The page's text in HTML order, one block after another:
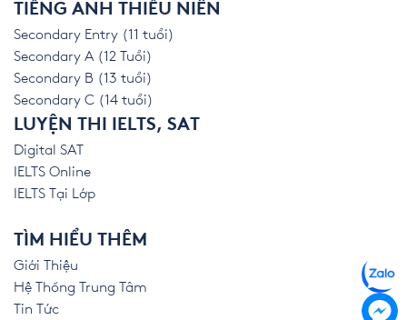
TIẾNG ANH THIẾU NIÊN
Secondary Entry (11 tuổi)
Secondary A (12 Tuổi)
Secondary B (13 tuổi)
Secondary C (14 tuổi)
LUYỆN THI IELTS, SAT
Digital SAT
IELTS Online
IELTS Tại Lớp
TÌM HIỂU THÊM
Giới Thiệu
Hệ Thống Trung Tâm
Tin Tức